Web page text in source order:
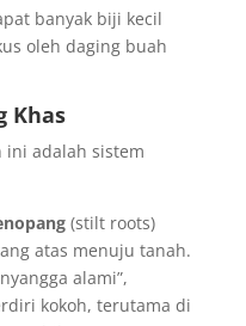
banyak biji kecil
oleh daging buah
Khas
ini adalah sistem
(stilt roots)
atas menuju tanah.
alami”,
kokoh, terutama di